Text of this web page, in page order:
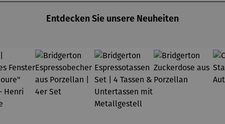
Entdecken Sie unsere Neuheiten